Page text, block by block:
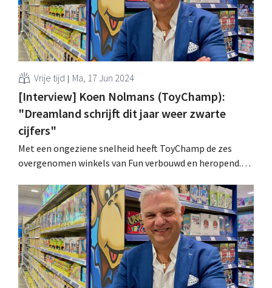
Vrije tijd Ma, 17 Jun 2024
[Interview] Koen Nolmans (ToyChamp):
"Dreamland schrijft dit jaar weer zwarte
cijfers"
Met een ongeziene snelheid heeft ToyChamp de zes
overgenomen winkels van Fun verbouwd en heropend.
Beleving: "Speelgoed is emotie". .